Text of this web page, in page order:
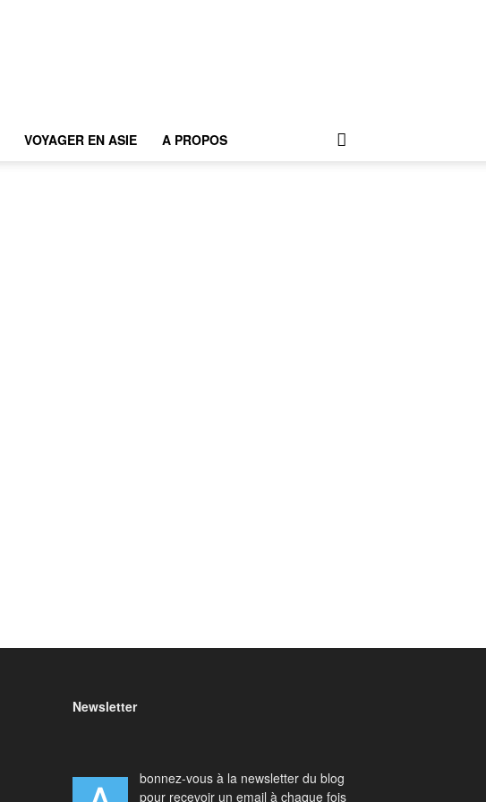
VOYAGER EN ASIE A PROPOS
Newsletter
bonnez-vous à la newsletter du blog
pour recevoir un email à chaque fois